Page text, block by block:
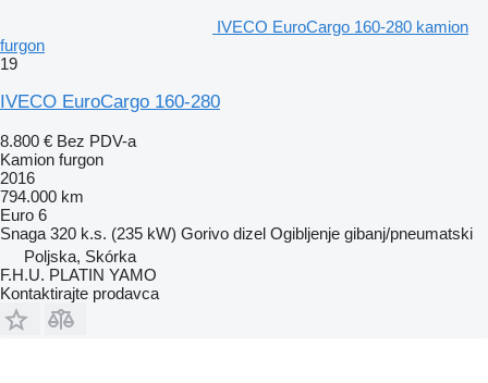
IVECO EuroCargo 160-280 kamion
furgon
19
IVECO EuroCargo 160-280
8.800 € Bez PDV-a
Kamion furgon
2016
794.000 km
Euro 6
Snaga 320 k.s. (235 kW) Gorivo dizel Ogibljenje gibanj/pneumatski
Poljska, Skórka
F.H.U. PLATIN YAMO
Kontaktirajte prodavca